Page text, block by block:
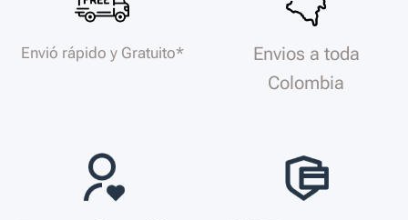
Envió rápido y Gratuito*
Envios a toda
Colombia